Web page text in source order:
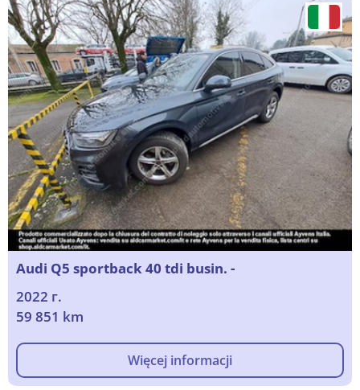
Audi Q5 sportback 40 tdi busin. -
2022 г.
59 851 km
Więcej informacji